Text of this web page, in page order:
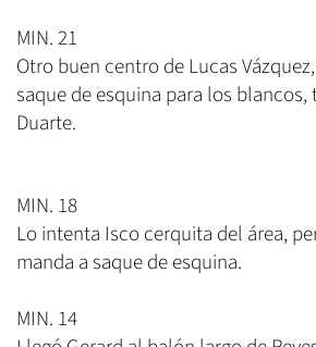
MIN. 21
Otro buen centro de Lucas
saque de esquina para los blancos,
Duarte.
MIN. 18
Lo intenta Isco cerquita del área,
manda a saque de esquina.
MIN. 14